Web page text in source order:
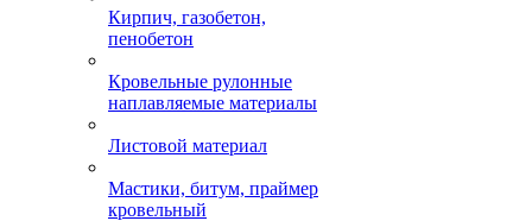
Кирпич, газобетон,
пенобетон
Кровельные рулонные
наплавляемые материалы
Листовой материал
Мастики, битум, праймер
кровельный